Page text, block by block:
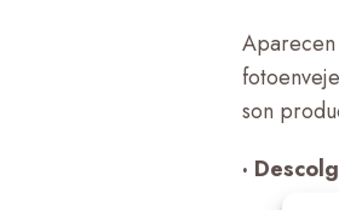
son
·